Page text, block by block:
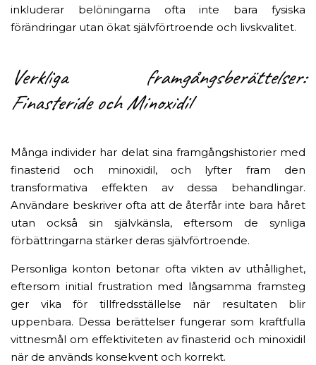
inkluderar belöningarna ofta inte bara fysiska
förändringar utan ökat självförtroende och livskvalitet.
Verkliga framgångsberättelser:
Finasteride och Minoxidil
Många individer har delat sina framgångshistorier med
finasterid och minoxidil, och lyfter fram den
transformativa effekten av dessa behandlingar.
Användare beskriver ofta att de återfår inte bara håret
utan också sin självkänsla, eftersom de synliga
förbättringarna stärker deras självförtroende.
Personliga konton betonar ofta vikten av uthållighet,
eftersom initial frustration med långsamma framsteg
ger vika för tillfredsställelse när resultaten blir
uppenbara. Dessa berättelser fungerar som kraftfulla
vittnesmål om effektiviteten av finasterid och minoxidil
när de används konsekvent och korrekt.